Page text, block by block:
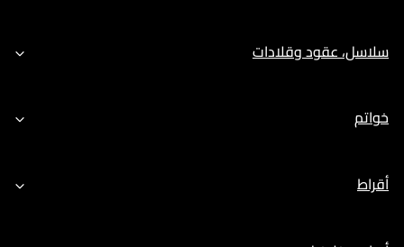
سلاسل، عقود وقلادات
خواتم
أقراط